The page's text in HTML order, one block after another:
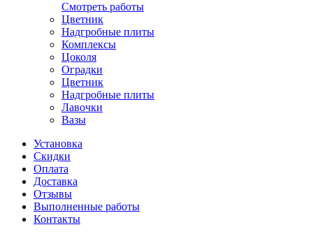
Смотреть работы
Цветник
Надгробные плиты
Комплексы
Цоколя
Оградки
Цветник
Надгробные плиты
Лавочки
Вазы
Установка
Скидки
Оплата
Доставка
Отзывы
Выполненные работы
Контакты